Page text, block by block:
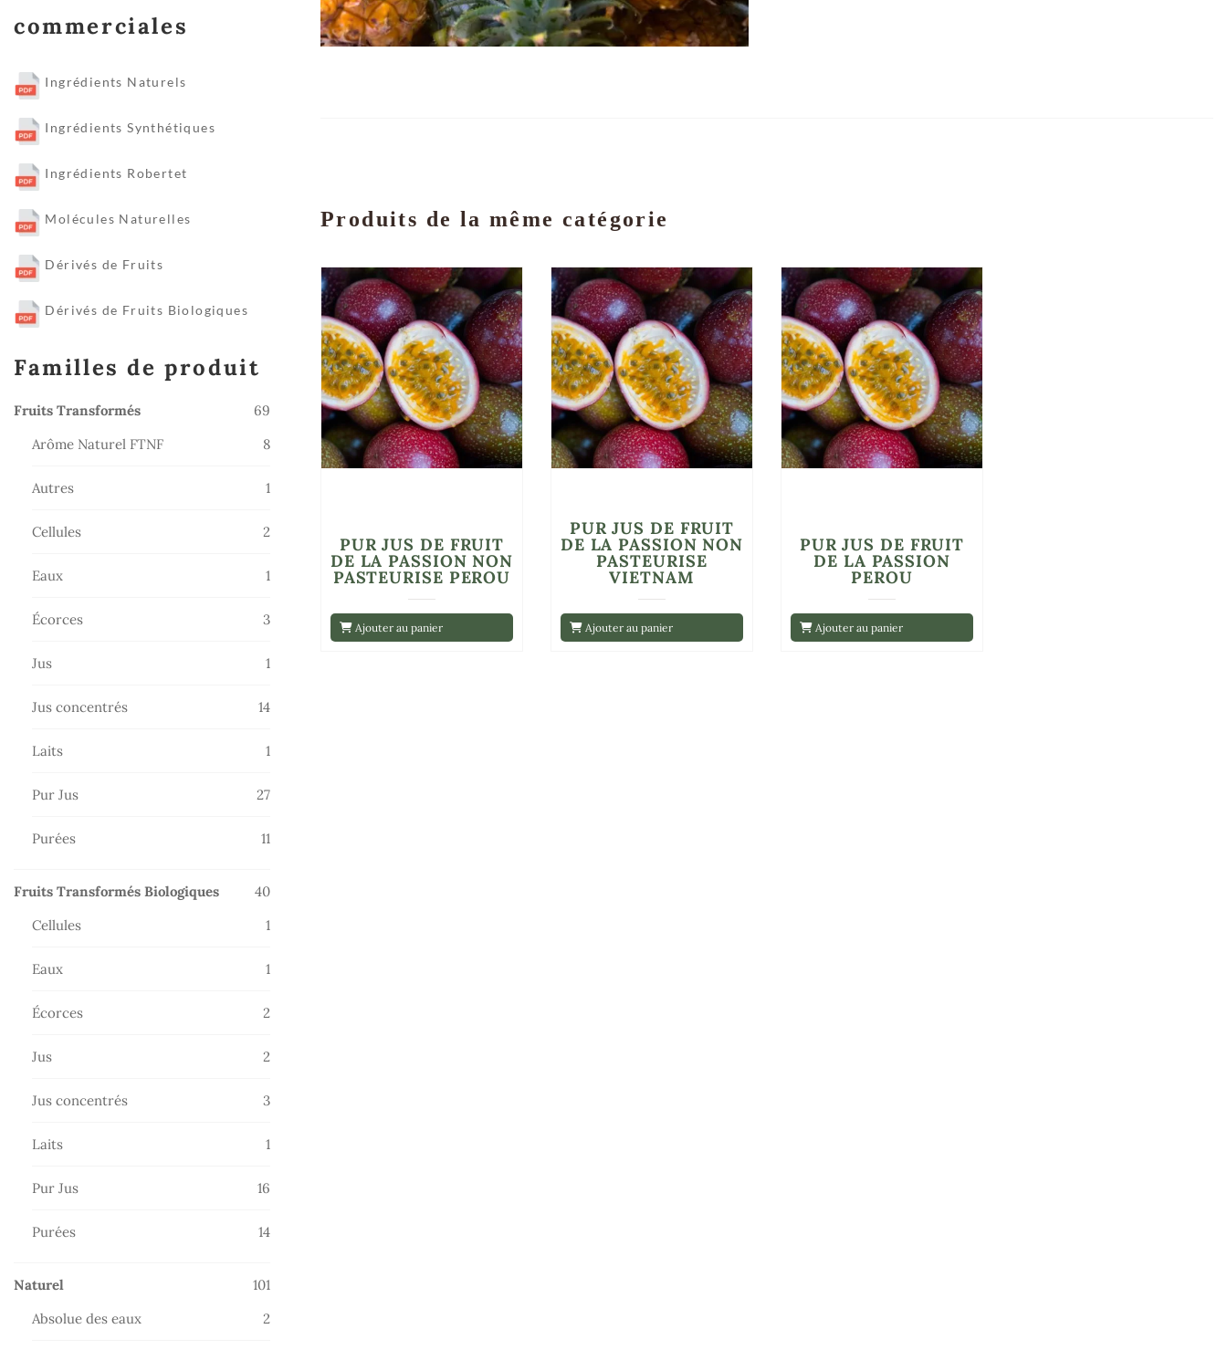
commerciales
Ingrédients Naturels
Ingrédients Synthétiques
Ingrédients Robertet
Molécules Naturelles
Dérivés de Fruits
Dérivés de Fruits Biologiques
Familles de produit
Fruits Transformés 69
produits
Arôme Naturel FTNF 88
produits
Autres
1
Cellules
2
Eaux
1
Écorces
33
Jus
1
Jus concentrés
1414
Laits
1
Pur Jus
2727
Purées
11
Fruits Transformés Biologiques
4040
Cellules 1
Eaux
1
Écorces
2
Jus
2
Jus concentrés
33
Laits
1
Pur Jus
16
Purées
1414
Naturel
101
Absolue des eaux 2
Produits de la même catégorie
Ajouter au panier
PUR JUS DE FRUIT
DE LA PASSION NON
PASTEURISE PEROU
Ajouter au panier
PUR JUS DE FRUIT
DE LA PASSION NON
PASTEURISE
VIETNAM
Ajouter au panier
PUR JUS DE FRUIT
DE LA PASSION
PEROU